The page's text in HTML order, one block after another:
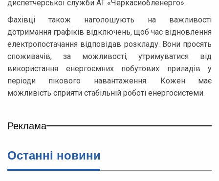
диспетчерської служби АТ «Черкасиобленерго».
Фахівці також наголошують на важливості
дотримання графіків відключень, щоб час відновлення
електропостачання відповідав розкладу. Вони просять
споживачів, за можливості, утримуватися від
використання енергоємних побутових приладів у
періоди пікового навантаження. Кожен має
можливість сприяти стабільній роботі енергосистеми.
Реклама
Останні новини